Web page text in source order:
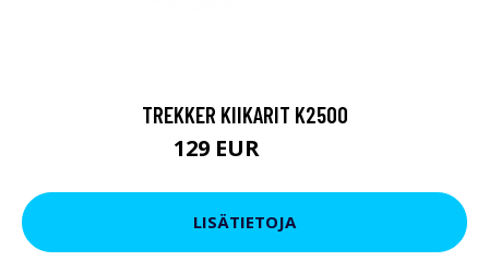
TREKKER KIIKARIT K2500
129 EUR
LISÄTIETOJA